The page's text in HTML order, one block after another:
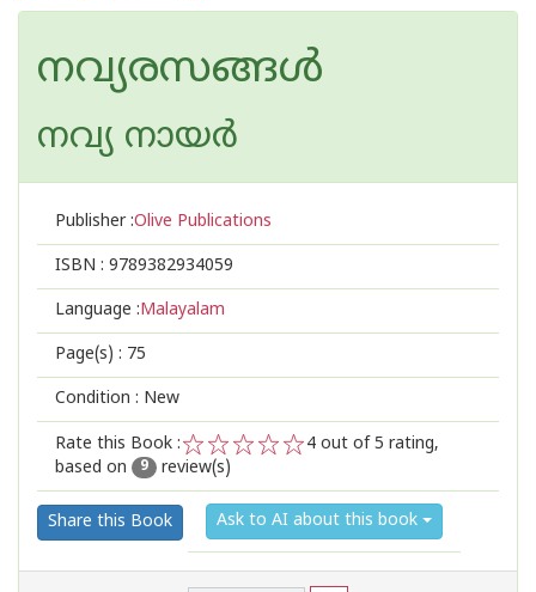
നവ്യരസങ്ങള്‍
നവ്യ നായര്‍
Publisher :Olive Publications
ISBN : 9789382934059
Language :Malayalam
Page(s) : 75
Condition : New
Rate this Book :
2
1
4 out of 5 rating,
based on
9 review(s)
Share this Book Ask to AI about this book